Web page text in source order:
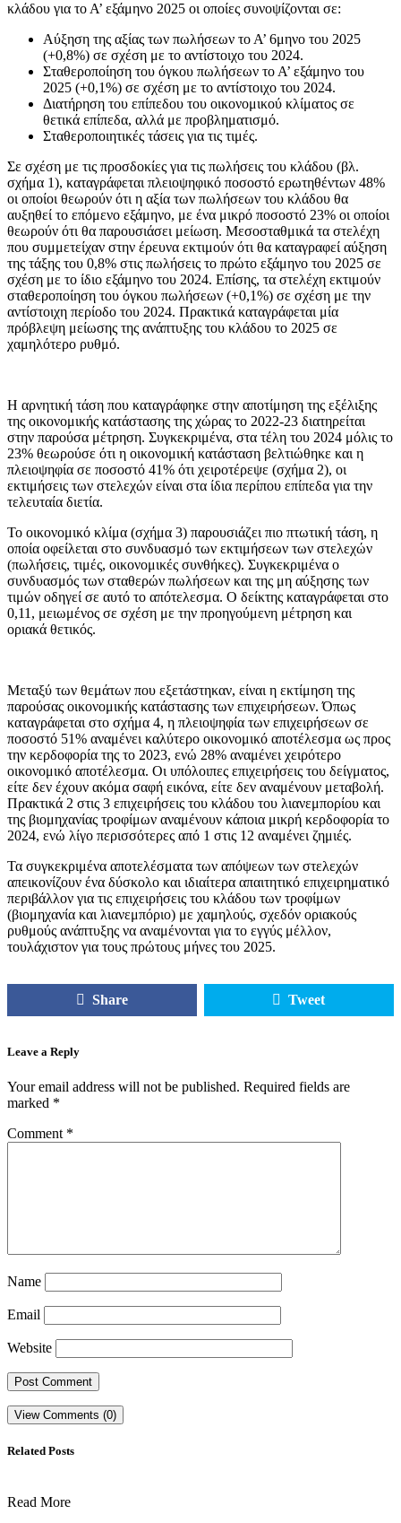
κλάδου για το Α’ εξάμηνο 2025 οι οποίες συνοψίζονται σε:
Αύξηση της αξίας των πωλήσεων το Α’ 6μηνο του 2025
(+0,8%) σε σχέση με το αντίστοιχο του 2024.
Σταθεροποίηση του όγκου πωλήσεων το Α’ εξάμηνο του
2025 (+0,1%) σε σχέση με το αντίστοιχο του 2024.
Διατήρηση του επίπεδου του οικονομικού κλίματος σε
θετικά επίπεδα, αλλά με προβληματισμό.
Σταθεροποιητικές τάσεις για τις τιμές.
Σε σχέση με τις προσδοκίες για τις πωλήσεις του κλάδου (βλ.
σχήμα 1), καταγράφεται πλειοψηφικό ποσοστό ερωτηθέντων 48%
οι οποίοι θεωρούν ότι η αξία των πωλήσεων του κλάδου θα
αυξηθεί το επόμενο εξάμηνο, με ένα μικρό ποσοστό 23% οι οποίοι
θεωρούν ότι θα παρουσιάσει μείωση. Μεσοσταθμικά τα στελέχη
που συμμετείχαν στην έρευνα εκτιμούν ότι θα καταγραφεί αύξηση
της τάξης του 0,8% στις πωλήσεις το πρώτο εξάμηνο του 2025 σε
σχέση με το ίδιο εξάμηνο του 2024. Επίσης, τα στελέχη εκτιμούν
σταθεροποίηση του όγκου πωλήσεων (+0,1%) σε σχέση με την
αντίστοιχη περίοδο του 2024. Πρακτικά καταγράφεται μία
πρόβλεψη μείωσης της ανάπτυξης του κλάδου το 2025 σε
χαμηλότερο ρυθμό.
Η αρνητική τάση που καταγράφηκε στην αποτίμηση της εξέλιξης
της οικονομικής κατάστασης της χώρας το 2022-23 διατηρείται
στην παρούσα μέτρηση. Συγκεκριμένα, στα τέλη του 2024 μόλις το
23% θεωρούσε ότι η οικονομική κατάσταση βελτιώθηκε και η
πλειοψηφία σε ποσοστό 41% ότι χειροτέρεψε (σχήμα 2), οι
εκτιμήσεις των στελεχών είναι στα ίδια περίπου επίπεδα για την
τελευταία διετία.
Το οικονομικό κλίμα (σχήμα 3) παρουσιάζει πιο πτωτική τάση, η
οποία οφείλεται στο συνδυασμό των εκτιμήσεων των στελεχών
(πωλήσεις, τιμές, οικονομικές συνθήκες). Συγκεκριμένα ο
συνδυασμός των σταθερών πωλήσεων και της μη αύξησης των
τιμών οδηγεί σε αυτό το απότελεσμα. Ο δείκτης καταγράφεται στο
0,11, μειωμένος σε σχέση με την προηγούμενη μέτρηση και
οριακά θετικός.
Μεταξύ των θεμάτων που εξετάστηκαν, είναι η εκτίμηση της
παρούσας οικονομικής κατάστασης των επιχειρήσεων. Όπως
καταγράφεται στο σχήμα 4, η πλειοψηφία των επιχειρήσεων σε
ποσοστό 51% αναμένει καλύτερο οικονομικό αποτέλεσμα ως προς
την κερδοφορία της το 2023, ενώ 28% αναμένει χειρότερο
οικονομικό αποτέλεσμα. Οι υπόλοιπες επιχειρήσεις του δείγματος,
είτε δεν έχουν ακόμα σαφή εικόνα, είτε δεν αναμένουν μεταβολή.
Πρακτικά 2 στις 3 επιχειρήσεις του κλάδου του λιανεμπορίου και
της βιομηχανίας τροφίμων αναμένουν κάποια μικρή κερδοφορία το
2024, ενώ λίγο περισσότερες από 1 στις 12 αναμένει ζημιές.
Τα συγκεκριμένα αποτελέσματα των απόψεων των στελεχών
απεικονίζουν ένα δύσκολο και ιδιαίτερα απαιτητικό επιχειρηματικό
περιβάλλον για τις επιχειρήσεις του κλάδου των τροφίμων
(βιομηχανία και λιανεμπόριο) με χαμηλούς, σχεδόν οριακούς
ρυθμούς ανάπτυξης να αναμένονται για το εγγύς μέλλον,
τουλάχιστον για τους πρώτους μήνες του 2025.
Share Tweet
Leave a Reply
Your email address will not be published. Required fields are
marked *
Comment *
Name
Email
Website
View Comments (0)
Related Posts
Read More